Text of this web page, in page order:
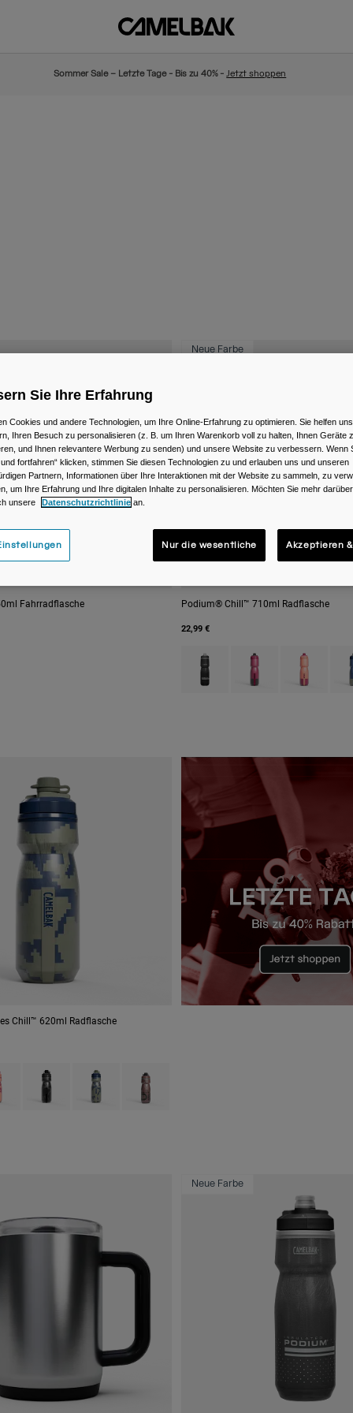
Sommer Sale – Letzte Tage - Bis zu 40% -Jetzt shoppen
Fahrradflasche
Neue Farbe
Podium® Chill™ 710ml Radflasche
22,99 €
Product swatch type of Black.
Product swatch type of
Product
Chill™ 620ml Radflasche
type of Asphalt.
swatch type of Berry Digi Camo.
Product swatch type of Black Digi Camo.
Product swatch type of Deep Sea Digi Camo.
Product swatch type of Sierra Red.
Neue Farbe
Sie Ihre Erfahrung
Cookies und andere Technologien, um Ihre Online-Erfahrung zu optimieren. Sie helfen
Ihren Besuch zu personalisieren (z. B. um Ihren Warenkorb voll zu halten, Ihnen Geräte
und Ihnen relevantere Werbung zu senden) und unsere Website zu verbessern. Wenn
und fortfahren“ klicken, stimmen Sie diesen Technologien zu und erlauben uns und unseren
Partnern, Informationen über Ihre Interaktionen mit der Website zu sammeln, zu
um Ihre Erfahrung und Ihre digitalen Inhalte zu personalisieren. Möchten Sie mehr
unsere
Datenschutzrichtlinie an.
Nur die wesentliche Akzeptieren